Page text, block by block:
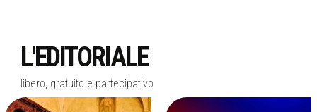
L'EDITORIALE
libero, gratuito e partecipativo